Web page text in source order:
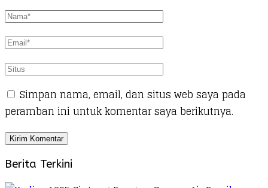
Simpan nama, email, dan situs web saya pada
peramban ini untuk komentar saya berikutnya.
Berita Terkini